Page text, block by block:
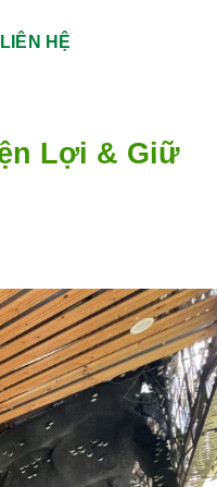
LIÊN HỆ
Lợi & Giữ